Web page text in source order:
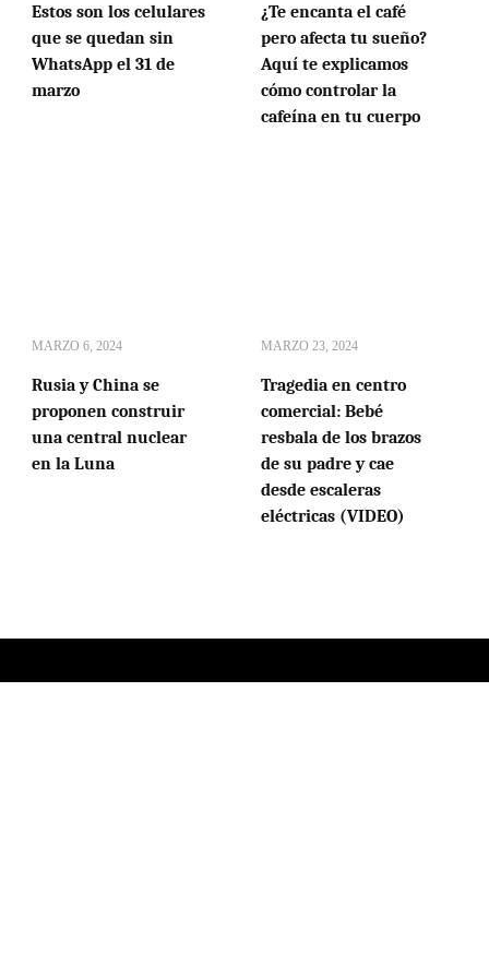
Estos son los celulares
que se quedan sin
WhatsApp el 31 de
marzo
¿Te encanta el café
pero afecta tu sueño?
Aquí te explicamos
cómo controlar la
cafeína en tu cuerpo
MARZO 6, 2024
Rusia y China se
proponen construir
una central nuclear
en la Luna
MARZO 23, 2024
Tragedia en centro
comercial: Bebé
resbala de los brazos
de su padre y cae
desde escaleras
eléctricas (VIDEO)